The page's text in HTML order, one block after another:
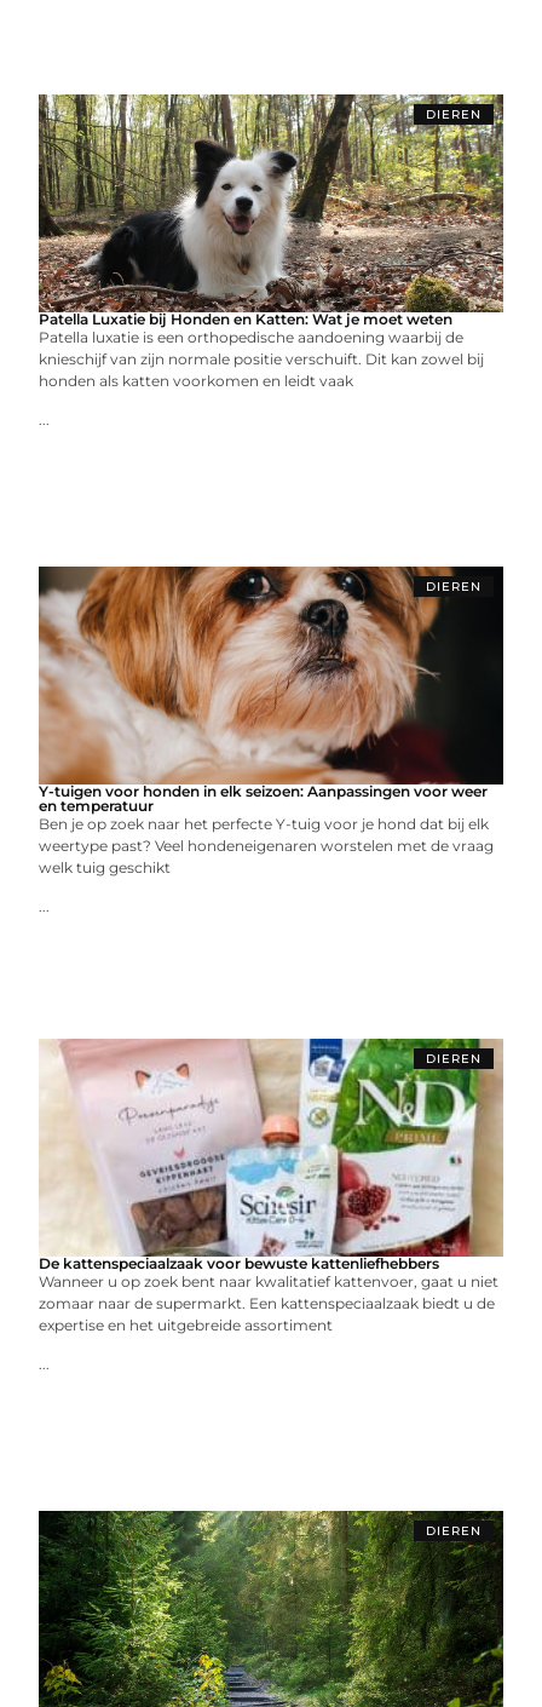
DIEREN
Patella Luxatie bij Honden en Katten: Wat je moet weten
Patella luxatie is een orthopedische aandoening waarbij de
knieschijf van zijn normale positie verschuift. Dit kan zowel bij
honden als katten voorkomen en leidt vaak
...
DIEREN
Y-tuigen voor honden in elk seizoen: Aanpassingen voor weer
en temperatuur
Ben je op zoek naar het perfecte Y-tuig voor je hond dat bij elk
weertype past? Veel hondeneigenaren worstelen met de vraag
welk tuig geschikt
...
DIEREN
De kattenspeciaalzaak voor bewuste kattenliefhebbers
Wanneer u op zoek bent naar kwalitatief kattenvoer, gaat u niet
zomaar naar de supermarkt. Een kattenspeciaalzaak biedt u de
expertise en het uitgebreide assortiment
...
DIEREN